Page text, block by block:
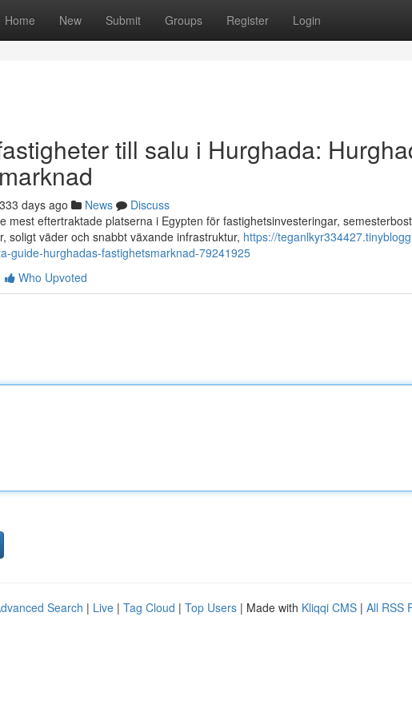
Home New Submit Groups Register Login
till salu i Hurghada:
333 days ago News
Discuss
mest eftertraktade platserna i Egypten för fastighetsinvesteringar,
soligt väder och snabbt växande infrastruktur, https://
guide-hurghadas-fastighetsmarknad-79241925
Who Upvoted
Search | Live | Tag Cloud | Top Users | Made with Kliqqi CMS | All RSS